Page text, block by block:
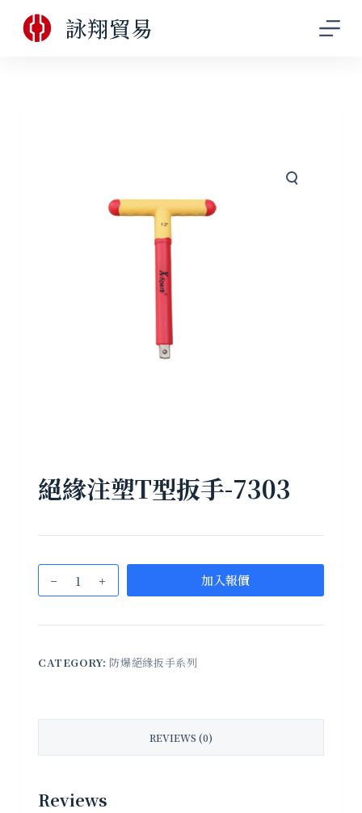
跳
至
詠翔貿易
絕緣注塑T型扳手-7303
加入報價
CATEGORY: 防爆絕緣扳手系列
REVIEWS (0)
Reviews